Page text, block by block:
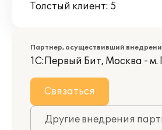
Толстый клиент: 5
Партнер, осуществивший
1С:Первый Бит, Москва - м.
Связаться
Другие внедрения